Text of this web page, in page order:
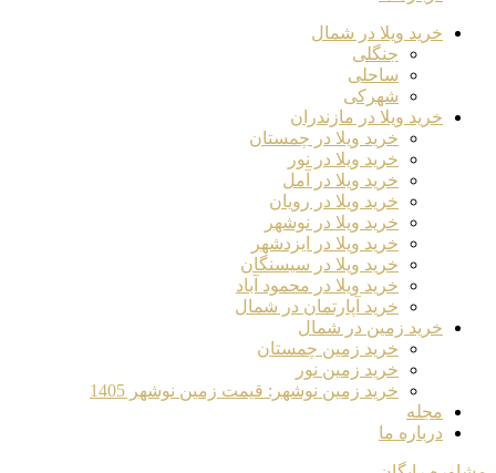
خرید ویلا در شمال
جنگلی
ساحلی
شهرکی
خرید ویلا در مازندران
خرید ویلا در چمستان
خرید ویلا در نور
خرید ویلا در آمل
خرید ویلا در رویان
خرید ویلا در نوشهر
خرید ویلا در ایزدشهر
خرید ویلا در سیسنگان
خرید ویلا در محمود آباد
خرید آپارتمان در شمال
خرید زمین در شمال
خرید زمین چمستان
خرید زمین نور
خرید زمین نوشهر: قیمت زمین نوشهر 1405
مجله
درباره ما